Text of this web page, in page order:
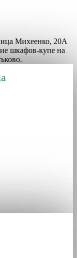
Михеенко, 20А
шкафов-купе на